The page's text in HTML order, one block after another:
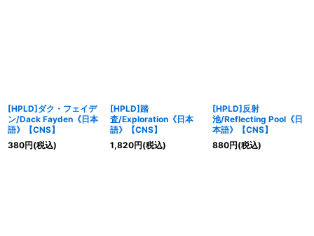
[HPLD]ダク・フェイデ
ン/Dack Fayden《日本
語》【CNS】
380円(税込)
[HPLD]踏
査/Exploration《日本
語》【CNS】
1,820円(税込)
[HPLD]反射
池/Reflecting Pool《日
本語》【CNS】
880円(税込)